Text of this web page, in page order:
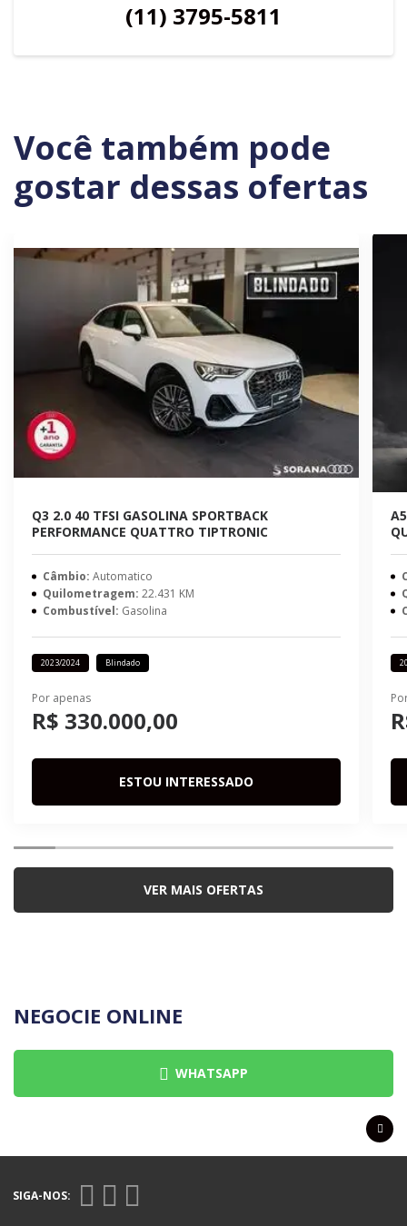
(11) 3795-5811
Você também pode
gostar dessas ofertas
Q3 2.0 40 TFSI GASOLINA SPORTBACK
PERFORMANCE QUATTRO TIPTRONIC
Câmbio: Automatico
Quilometragem: 22.431 KM
Combustível: Gasolina
2023/2024 Blindado
Por apenas
R$ 330.000,00
ESTOU INTERESSADO
VER MAIS OFERTAS
NEGOCIE ONLINE
WHATSAPP
SIGA-NOS: